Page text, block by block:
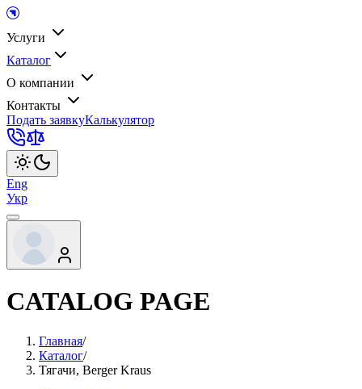
Услуги
Каталог
О компании
Контакты
Подать заявкуКалькулятор
Eng
Укр
CATALOG PAGE
Главная/
Каталог/
Тягачи, Berger Kraus